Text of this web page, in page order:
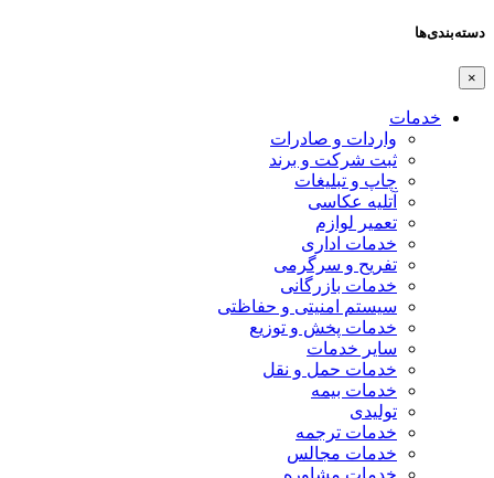
دسته‌بندی‌ها
×
خدمات
واردات و صادرات
ثبت شرکت و برند
چاپ و تبلیغات
آتلیه عکاسی
تعمیر لوازم
خدمات اداری
تفریح و سرگرمی
خدمات بازرگانی
سیستم امنیتی و حفاظتی
خدمات پخش و توزیع
سایر خدمات
خدمات حمل و نقل
خدمات بیمه
تولیدی
خدمات ترجمه
خدمات مجالس